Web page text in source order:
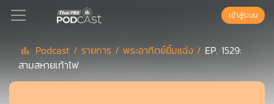
Podcast
เข้าสู่ระบบ
Podcast / รายการ /พระอาทิตย์ยิ้มแฉ่ง / EP. 1529:
สามสหายเท้าไฟ